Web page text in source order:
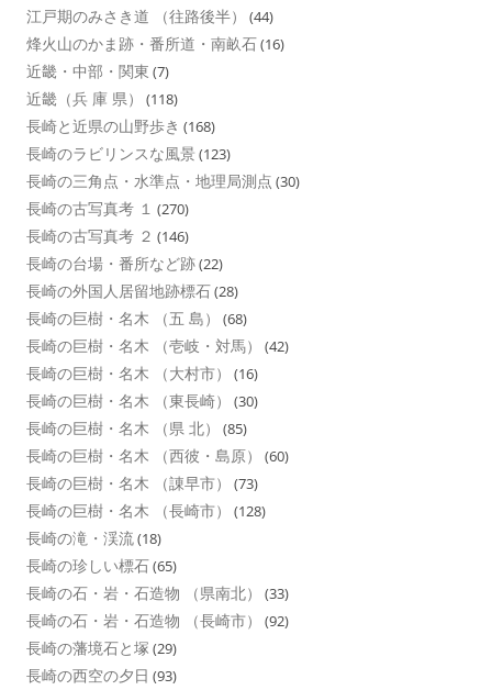
江戸期のみさき道 （往路後半） (44)
烽火山のかま跡・番所道・南畝石(16)
近畿・中部・関東 (7)
近畿（兵 庫 県） (118)
長崎と近県の山野歩き (168)
長崎のラビリンスな風景 (123)
長崎の三角点・水準点・地理局測点 (30)
長崎の古写真考 １ (270)
長崎の古写真考 ２ (146)
長崎の台場・番所など跡(22)
長崎の外国人居留地跡標石(28)
長崎の巨樹・名木 （五 島） (68)
長崎の巨樹・名木 （壱岐・対馬） (42)
長崎の巨樹・名木 （大村市） (16)
長崎の巨樹・名木 （東長崎） (30)
長崎の巨樹・名木 （県 北） (85)
長崎の巨樹・名木 （西彼・島原） (60)
長崎の巨樹・名木 （諌早市） (73)
長崎の巨樹・名木 （長崎市） (128)
長崎の滝・渓流(18)
長崎の珍しい標石(65)
長崎の石・岩・石造物 （県南北） (33)
長崎の石・岩・石造物 （長崎市） (92)
長崎の藩境石と塚 (29)
長崎の西空の夕日 (93)